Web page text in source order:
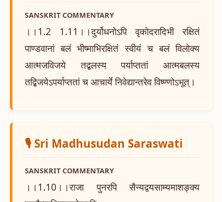
SANSKRIT COMMENTARY
।।1.2 1.11।।दुर्योधनोऽपि वृकोदरादिभी रक्षितं
पाण्डवानां बलं भीष्माभिरक्षितं स्वीयं च बलं विलोक्य
आत्मजविजये तद्बलस्य पर्याप्ततां आत्मबलस्य
तद्बिजयेऽपर्याप्ततां च आचार्ये निवेद्यान्तरेव विष्ण्णोऽभूत्।
🎙️ Sri Madhusudan Saraswati
SANSKRIT COMMENTARY
।।1.10।।राजा पुनरपि सैन्यद्वयसाम्यमाशङ्क्य